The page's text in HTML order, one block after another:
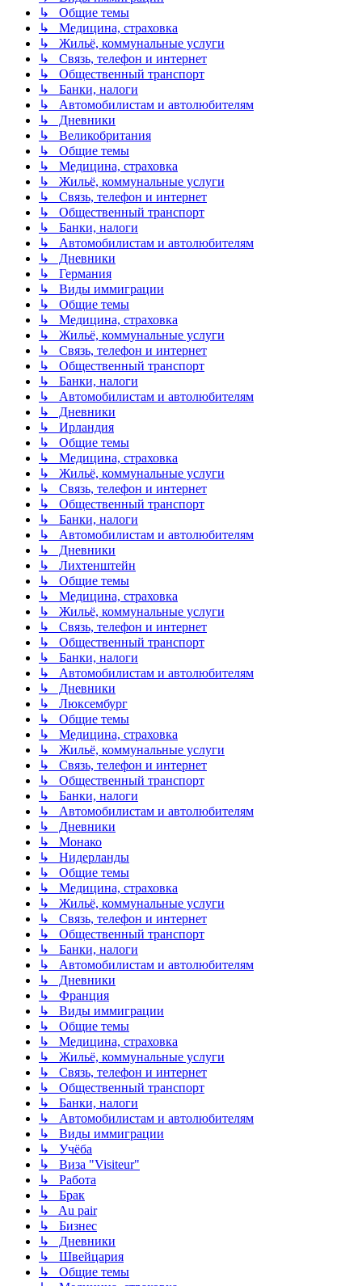
↳ Общие темы
↳ Медицина, страховка
↳ Жильё, коммунальные услуги
↳ Связь, телефон и интернет
↳ Общественный транспорт
↳ Банки, налоги
↳ Автомобилистам и автолюбителям
↳ Дневники
↳ Великобритания
↳ Общие темы
↳ Медицина, страховка
↳ Жильё, коммунальные услуги
↳ Связь, телефон и интернет
↳ Общественный транспорт
↳ Банки, налоги
↳ Автомобилистам и автолюбителям
↳ Дневники
↳ Германия
↳ Виды иммиграции
↳ Общие темы
↳ Медицина, страховка
↳ Жильё, коммунальные услуги
↳ Связь, телефон и интернет
↳ Общественный транспорт
↳ Банки, налоги
↳ Автомобилистам и автолюбителям
↳ Дневники
↳ Ирландия
↳ Общие темы
↳ Медицина, страховка
↳ Жильё, коммунальные услуги
↳ Связь, телефон и интернет
↳ Общественный транспорт
↳ Банки, налоги
↳ Автомобилистам и автолюбителям
↳ Дневники
↳ Лихтенштейн
↳ Общие темы
↳ Медицина, страховка
↳ Жильё, коммунальные услуги
↳ Связь, телефон и интернет
↳ Общественный транспорт
↳ Банки, налоги
↳ Автомобилистам и автолюбителям
↳ Дневники
↳ Люксембург
↳ Общие темы
↳ Медицина, страховка
↳ Жильё, коммунальные услуги
↳ Связь, телефон и интернет
↳ Общественный транспорт
↳ Банки, налоги
↳ Автомобилистам и автолюбителям
↳ Дневники
↳ Монако
↳ Нидерланды
↳ Общие темы
↳ Медицина, страховка
↳ Жильё, коммунальные услуги
↳ Связь, телефон и интернет
↳ Общественный транспорт
↳ Банки, налоги
↳ Автомобилистам и автолюбителям
↳ Дневники
↳ Франция
↳ Виды иммиграции
↳ Общие темы
↳ Медицина, страховка
↳ Жильё, коммунальные услуги
↳ Связь, телефон и интернет
↳ Общественный транспорт
↳ Банки, налоги
↳ Автомобилистам и автолюбителям
↳ Виды иммиграции
↳ Учёба
↳ Виза "Visiteur"
↳ Работа
↳ Брак
↳ Au pair
↳ Бизнес
↳ Дневники
↳ Швейцария
↳ Общие темы